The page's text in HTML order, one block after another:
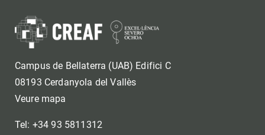
Campus de Bellaterra (UAB) Edifici C
08193 Cerdanyola del Vallès
Veure mapa
Tel: +34 93 5811312